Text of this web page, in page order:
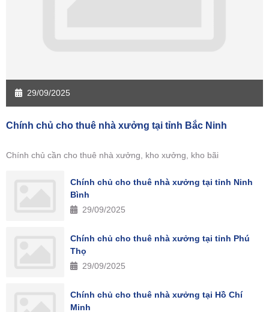
29/09/2025
Chính chủ cho thuê nhà xưởng tại tỉnh Bắc Ninh
Chính chủ cần cho thuê nhà xưởng, kho xưởng, kho bãi
Chính chủ cho thuê nhà xưởng tại tỉnh Ninh
Bình
29/09/2025
Chính chủ cho thuê nhà xưởng tại tỉnh Phú
Thọ
29/09/2025
Chính chủ cho thuê nhà xưởng tại Hồ Chí
Minh